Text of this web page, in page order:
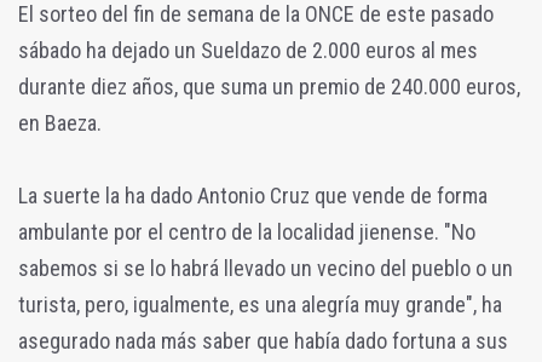
El sorteo del fin de semana de la ONCE de este pasado
sábado ha dejado un Sueldazo de 2.000 euros al mes
durante diez años, que suma un premio de 240.000 euros,
en Baeza.
La suerte la ha dado Antonio Cruz que vende de forma
ambulante por el centro de la localidad jienense. "No
sabemos si se lo habrá llevado un vecino del pueblo o un
turista, pero, igualmente, es una alegría muy grande", ha
asegurado nada más saber que había dado fortuna a sus